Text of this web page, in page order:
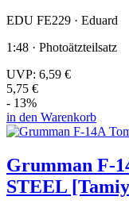
EDU FE229 · Eduard
1:48 · Photoätzteilsatz
UVP: 6,59 €
5,75 €
- 13%
in den Warenkorb
Grumman F-
STEEL